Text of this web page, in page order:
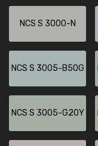
NCS S 3000-N
NCS S 3005-B50G
NCS S 3005-G20Y